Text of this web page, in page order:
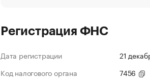
Регистрация ФНС
Дата регистрации
21
Код налогового органа
7456